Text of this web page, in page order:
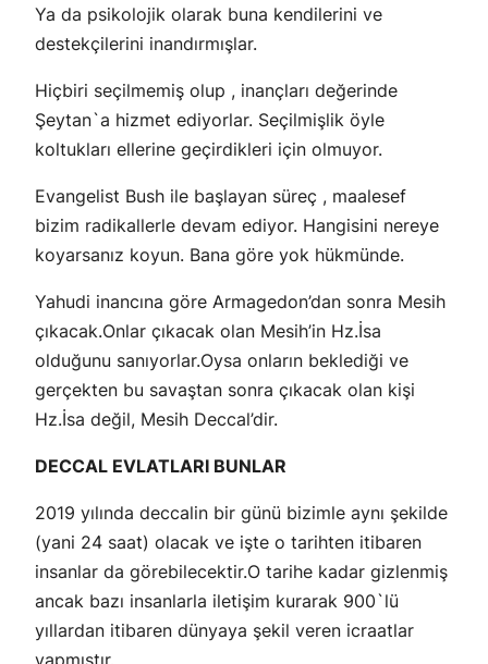
Ya da psikolojik olarak buna kendilerini ve
destekçilerini inandırmışlar.
Hiçbiri seçilmemiş olup , inançları değerinde
Şeytan`a hizmet ediyorlar. Seçilmişlik öyle
koltukları ellerine geçirdikleri için olmuyor.
Evangelist Bush ile başlayan süreç , maalesef
bizim radikallerle devam ediyor. Hangisini nereye
koyarsanız koyun. Bana göre yok hükmünde.
Yahudi inancına göre Armagedon’dan sonra Mesih
çıkacak.Onlar çıkacak olan Mesih’in Hz.İsa
olduğunu sanıyorlar.Oysa onların beklediği ve
gerçekten bu savaştan sonra çıkacak olan kişi
Hz.İsa değil, Mesih Deccal’dir.
DECCAL EVLATLARI BUNLAR
2019 yılında deccalin bir günü bizimle aynı şekilde
(yani 24 saat) olacak ve işte o tarihten itibaren
insanlar da görebilecektir.O tarihe kadar gizlenmiş
ancak bazı insanlarla iletişim kurarak 900`lü
yıllardan itibaren dünyaya şekil veren icraatlar